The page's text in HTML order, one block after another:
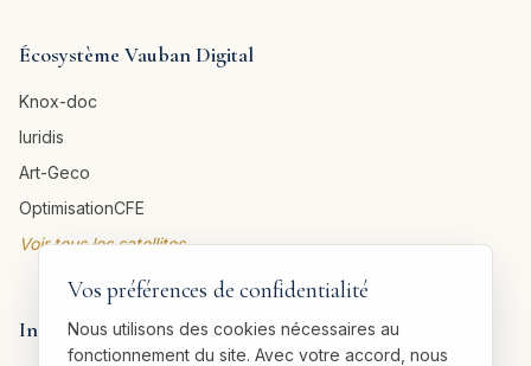
Écosystème Vauban Digital
Knox-doc
Iuridis
Art-Geco
OptimisationCFE
Voir tous les satellites →
Informations légales
Vos préférences de confidentialité
Nous utilisons des cookies nécessaires au
fonctionnement du site. Avec votre accord, nous